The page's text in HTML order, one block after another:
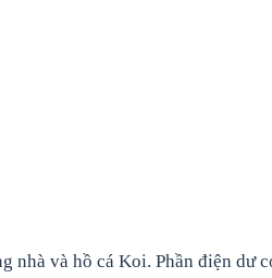
nhà và hồ cá Koi. Phần điện dư